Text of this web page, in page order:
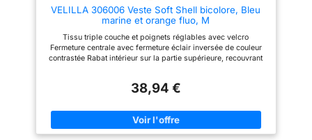
VELILLA 306006 Veste Soft Shell bicolore, Bleu
marine et orange fluo, M
Tissu triple couche et poignets réglables avec velcro
Fermeture centrale avec fermeture éclair inversée de couleur
contrastée Rabat intérieur sur la partie supérieure, recouvrant
2 poches intérieures
38,94 €